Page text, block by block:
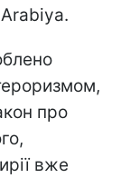
про
вже